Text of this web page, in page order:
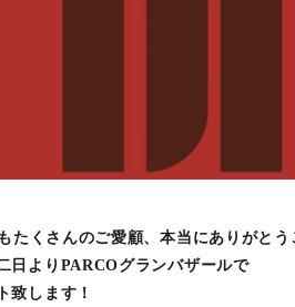
たくさんのご愛顧、本当にありがとう
日よりPARCOグランバザールで
致します！